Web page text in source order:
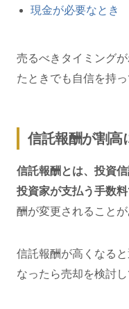
現金が必要なとき
売るべきタイミング
たときでも自信を持
信託報酬が割高
信託報酬とは、投資
投資家が支払う手数料
酬が変更されることが
信託報酬が高くなる
なったら売却を検討し